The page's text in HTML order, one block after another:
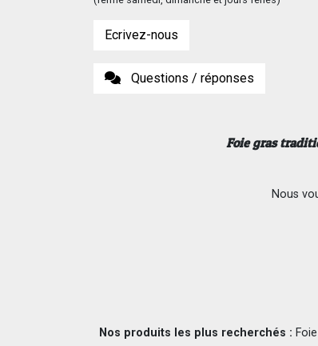
Ecrivez-nous
Questions / réponses
Foie gras
Nous
Nos produits les plus recherchés :